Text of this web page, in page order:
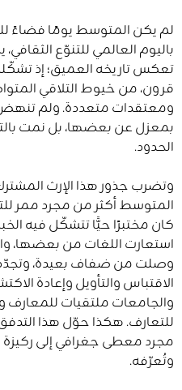
لم يكن المتوسط يومًا فضاءً
باليوم العالمي للتنوّع
تعكس تاريخه العميق؛ إذ
قرون، من خيوط التلاقي
ومعتقدات متعددة. ولم تنهض
بمعزل عن بعضها، بل نمت
الحدود.
وتضرب جذور هذا الإرث
المتوسط أكثر من مجرد ممر
كان مختبرًا حيًّا تتشكّل فيه
استعارت اللغات من بعضها،
وصلت من ضفاف بعيدة،
الاقتباس والتأويل وإعادة
والجامعات ملتقيات للمعارف
للتعارف. هكذا حوّل هذا
مجرد معطى جغرافي إلى
وتُعرّفه.